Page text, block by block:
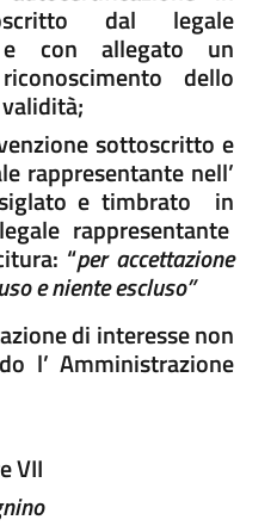
dal legale
e con allegato un
dello
sottoscritto e
rappresentante nell’
e timbrato in
rappresentante
“per accettazione
e niente escluso”
di interesse non
l’ Amministrazione
VII